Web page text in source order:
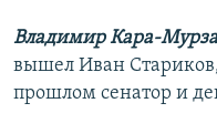
Владимир Кара-
вышел Иван
прошлом сенатор и